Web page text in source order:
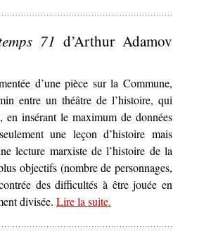
71 d’Arthur Adamov
d’une pièce sur la Commune,
entre un théâtre de l’histoire, qui
insérant le maximum de données
une leçon d’histoire mais
lecture marxiste de l’histoire de la
objectifs (nombre de personnages,
des difficultés à être jouée en
divisée. Lire la suite– ‘La Commune
.